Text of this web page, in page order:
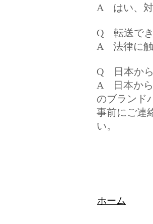
A はい、対
Q 転送でき
A 法律に触
Q 日本から
A 日本から
のブランド
事前にご連
い。
​ホーム